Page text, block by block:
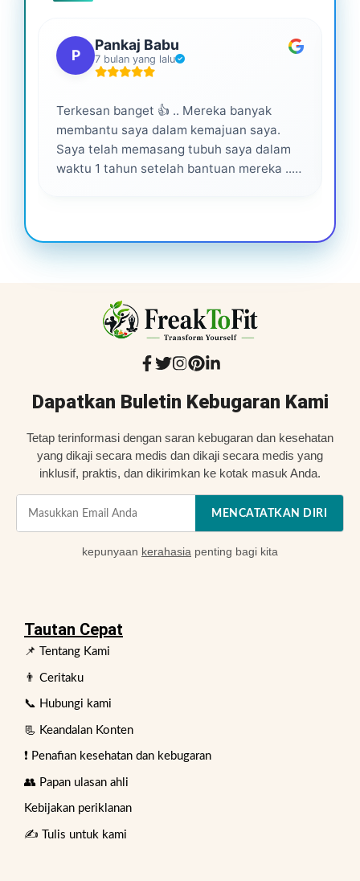
P
Pankaj Babu
7 bulan yang lalu
Terkesan banget 👍 .. Mereka banyak
membantu saya dalam kemajuan saya.
Saya telah memasang tubuh saya dalam
waktu 1 tahun setelah bantuan mereka ...
Dapatkan Buletin Kebugaran Kami
Tetap terinformasi dengan saran kebugaran dan kesehatan
yang dikaji secara medis dan dikaji secara medis yang
inklusif, praktis, dan dikirimkan ke kotak masuk Anda.
MENCATATKAN DIRI
kepunyaan kerahasia penting bagi kita
Tautan Cepat
📌 Tentang Kami
👨 Ceritaku
📞 Hubungi kami
📃 Keandalan Konten
❗ Penafian kesehatan dan kebugaran
👥 Papan ulasan ahli
Kebijakan periklanan
✍️ Tulis untuk kami